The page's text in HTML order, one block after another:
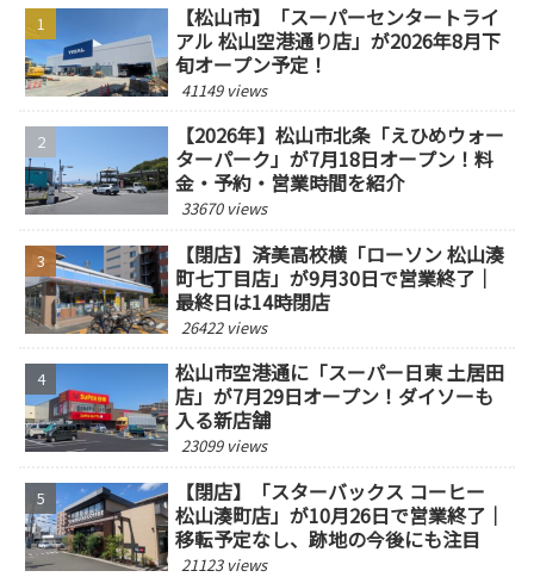
【松山市】「スーパーセンタートライ
アル 松山空港通り店」が2026年8月下
旬オープン予定！
41149 views
【2026年】松山市北条「えひめウォー
ターパーク」が7月18日オープン！料
金・予約・営業時間を紹介
33670 views
【閉店】済美高校横「ローソン 松山湊
町七丁目店」が9月30日で営業終了｜
最終日は14時閉店
26422 views
松山市空港通に「スーパー日東 土居田
店」が7月29日オープン！ダイソーも
入る新店舗
23099 views
【閉店】「スターバックス コーヒー
松山湊町店」が10月26日で営業終了｜
移転予定なし、跡地の今後にも注目
21123 views